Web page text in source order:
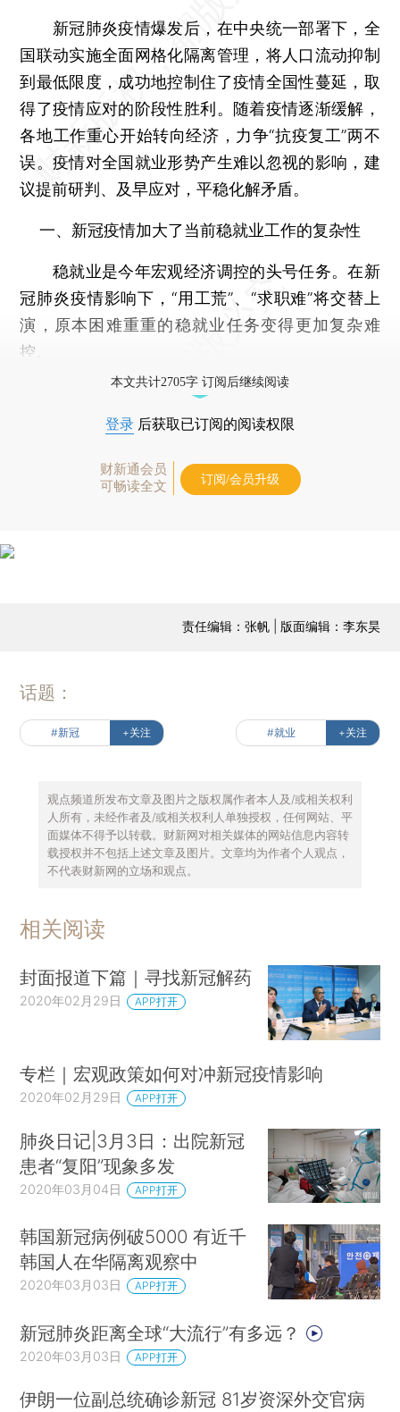
新冠肺炎疫情爆发后，在中央统一部署下，全
国联动实施全面网格化隔离管理，将人口流动抑制
到最低限度，成功地控制住了疫情全国性蔓延，取
得了疫情应对的阶段性胜利。随着疫情逐渐缓解，
各地工作重心开始转向经济，力争“抗疫复工”两不
误。疫情对全国就业形势产生难以忽视的影响，建
议提前研判、及早应对，平稳化解矛盾。
一、新冠疫情加大了当前稳就业工作的复杂性
稳就业是今年宏观经济调控的头号任务。在新
冠肺炎疫情影响下，“用工荒”、“求职难”将交替上
演，原本困难重重的稳就业任务变得更加复杂难
控。
本文共计2705字 订阅后继续阅读
登录 后获取已订阅的阅读权限
财新通会员
可畅读全文
订阅/会员升级
责任编辑：张帆 | 版面编辑：李东昊
话题：
#新冠 +关注 #就业 +关注
观点频道所发布文章及图片之版权属作者本人及/或相关权利
人所有，未经作者及/或相关权利人单独授权，任何网站、平
面媒体不得予以转载。财新网对相关媒体的网站信息内容转
载授权并不包括上述文章及图片。文章均为作者个人观点，
不代表财新网的立场和观点。
相关阅读
封面报道下篇｜寻找新冠解药
2020年02月29日 APP打开
专栏｜宏观政策如何对冲新冠疫情影响
2020年02月29日 APP打开
肺炎日记|3月3日：出院新冠
患者“复阳”现象多发
2020年03月04日 APP打开
韩国新冠病例破5000 有近千
韩国人在华隔离观察中
2020年03月03日 APP打开
新冠肺炎距离全球“大流行”有多远？
2020年03月03日 APP打开
伊朗一位副总统确诊新冠 81岁资深外交官病